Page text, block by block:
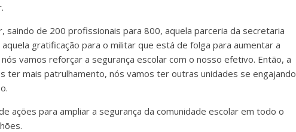
saindo de 200 profissionais para 800, aquela parceria da secretaria
gratificação para o militar que está de folga para aumentar a
vamos reforçar a segurança escolar com o nosso efetivo. Então, a
ter mais patrulhamento, nós vamos ter outras unidades se engajando
ações para ampliar a segurança da comunidade escolar em todo o